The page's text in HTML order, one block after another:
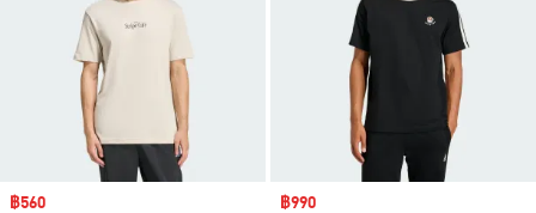
Sale price
฿560 Sale price
฿990